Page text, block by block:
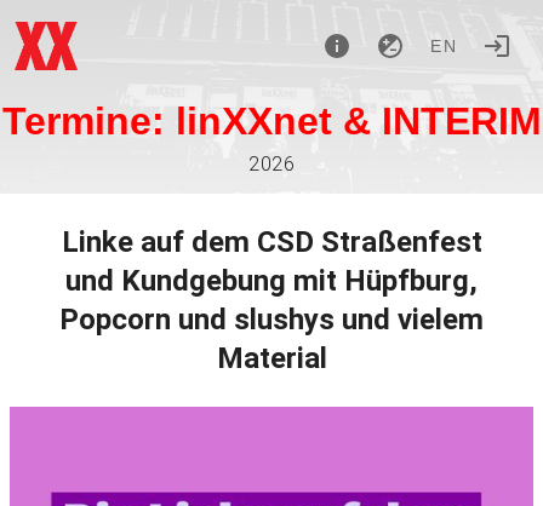
EN
Termine: linXXnet & INTERIM
2026
Linke auf dem CSD Straßenfest
und Kundgebung mit Hüpfburg,
Popcorn und slushys und vielem
Material